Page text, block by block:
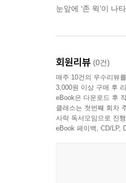
눈앞에 ‘존 윅’이 나
회원리뷰 (0건)
매주 10건의 우수리뷰
3,000원 이상 구매 후
eBook은 다운로드 후
클래스는 첫번째 회차
사락 독서모임으로 진
eBook 페이백, CD/LP,